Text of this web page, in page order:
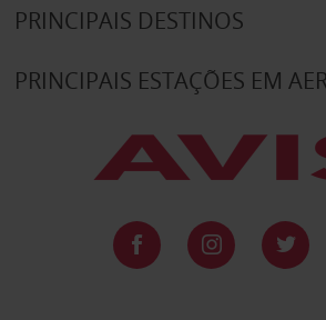
PRINCIPAIS DESTINOS
PRINCIPAIS ESTAÇÕES EM